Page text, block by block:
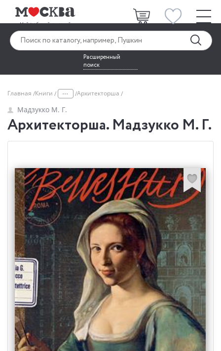
Расширенный
поиск
Главная Книги ... Архитекторша
Мадзукко М. Г.
Архитекторша. Мадзукко М. Г.